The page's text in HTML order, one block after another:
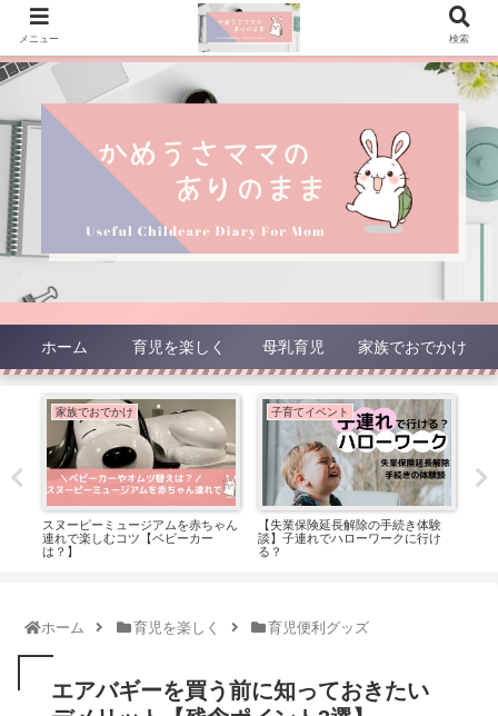
ホーム 育児を楽しく 母乳育児 家族でおでかけ
家族でおでかけ
スヌーピーミュージアムを赤ちゃん
連れで楽しむコツ【ベビーカー
は？】
子育てイベント
【失業保険延長解除の手続き体験
談】子連れでハローワークに行け
る？
ホーム 育児を楽しく 育児便利グッズ
エアバギーを買う前に知っておきたい
メニュー 検索